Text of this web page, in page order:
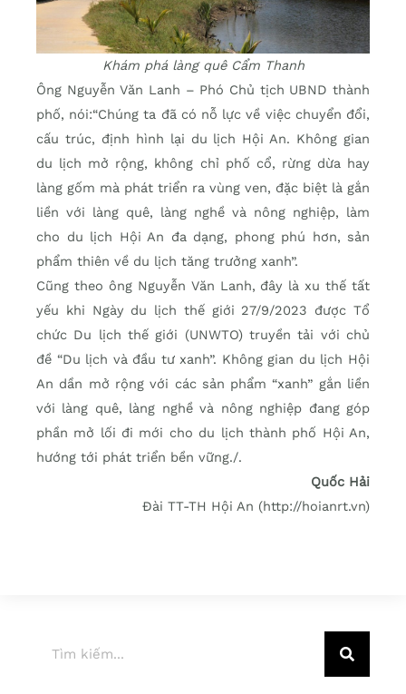
Khám phá làng quê Cẩm Thanh
Ông Nguyễn Văn Lanh – Phó Chủ tịch UBND thành
phố, nói:“Chúng ta đã có nỗ lực về việc chuyển đổi,
cấu trúc, định hình lại du lịch Hội An. Không gian
du lịch mở rộng, không chỉ phố cổ, rừng dừa hay
làng gốm mà phát triển ra vùng ven, đặc biệt là gắn
liền với làng quê, làng nghề và nông nghiệp, làm
cho du lịch Hội An đa dạng, phong phú hơn, sản
phẩm thiên về du lịch tăng trưởng xanh”.
Cũng theo ông Nguyễn Văn Lanh, đây là xu thế tất
yếu khi Ngày du lịch thế giới 27/9/2023 được Tổ
chức Du lịch thế giới (UNWTO) truyền tải với chủ
đề “Du lịch và đầu tư xanh”. Không gian du lịch Hội
An dần mở rộng với các sản phẩm “xanh” gắn liền
với làng quê, làng nghề và nông nghiệp đang góp
phần mở lối đi mới cho du lịch thành phố Hội An,
hướng tới phát triển bền vững./.
Quốc Hải
Đài TT-TH Hội An (http://hoianrt.vn)